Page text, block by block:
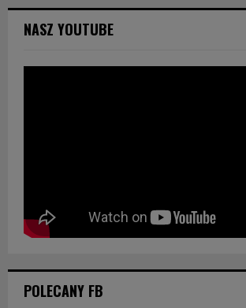
NASZ YOUTUBE
POLECANY FB